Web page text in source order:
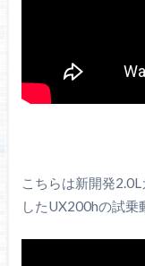
こちらは新開発
したUX200hの試乗